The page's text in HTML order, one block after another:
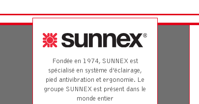
Fondée en 1974, SUNNEX est
spécialisé en système d’éclairage,
pied antivibration et ergonomie. Le
groupe SUNNEX est présent dans le
monde entier